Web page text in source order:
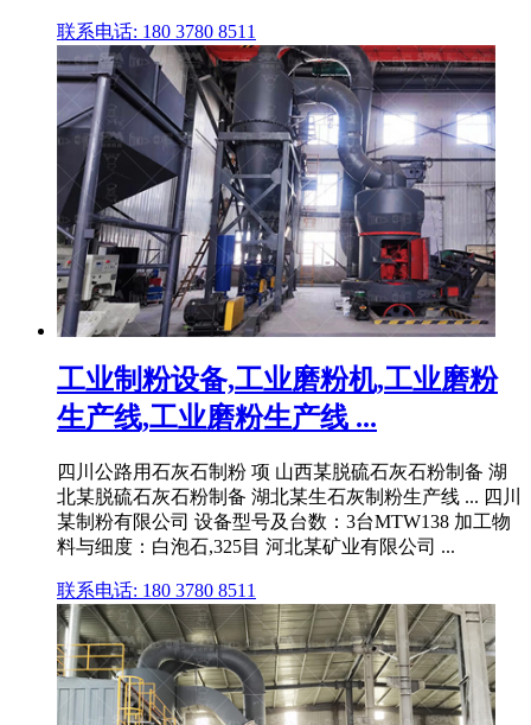
联系电话: 180 3780 8511
工业制粉设备,工业磨粉机,工业磨粉
生产线,工业磨粉生产线 ...
四川公路用石灰石制粉 项 山西某脱硫石灰石粉制备 湖
北某脱硫石灰石粉制备 湖北某生石灰制粉生产线 ... 四川
某制粉有限公司 设备型号及台数：3台MTW138 加工物
料与细度：白泡石,325目 河北某矿业有限公司 ...
联系电话: 180 3780 8511